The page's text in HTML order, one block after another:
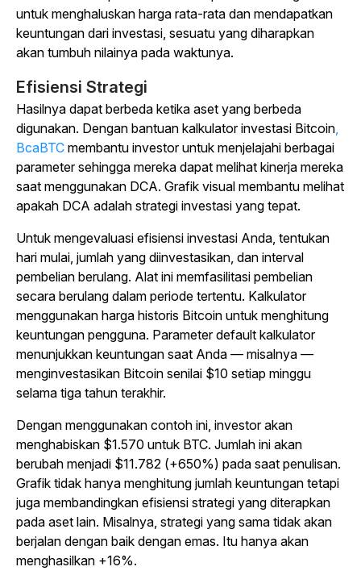
untuk menghaluskan harga rata-rata dan mendapatkan
keuntungan dari investasi, sesuatu yang diharapkan
akan tumbuh nilainya pada waktunya.
Efisiensi Strategi
Hasilnya dapat berbeda ketika aset yang berbeda
digunakan. Dengan bantuan kalkulator investasi Bitcoin,
BcaBTC membantu investor untuk menjelajahi berbagai
parameter sehingga mereka dapat melihat kinerja mereka
saat menggunakan DCA. Grafik visual membantu melihat
apakah DCA adalah strategi investasi yang tepat.
Untuk mengevaluasi efisiensi investasi Anda, tentukan
hari mulai, jumlah yang diinvestasikan, dan interval
pembelian berulang. Alat ini memfasilitasi pembelian
secara berulang dalam periode tertentu. Kalkulator
menggunakan harga historis Bitcoin untuk menghitung
keuntungan pengguna. Parameter default kalkulator
menunjukkan keuntungan saat Anda — misalnya —
menginvestasikan Bitcoin senilai $10 setiap minggu
selama tiga tahun terakhir.
Dengan menggunakan contoh ini, investor akan
menghabiskan $1.570 untuk BTC. Jumlah ini akan
berubah menjadi $11.782 (+650%) pada saat penulisan.
Grafik tidak hanya menghitung jumlah keuntungan tetapi
juga membandingkan efisiensi strategi yang diterapkan
pada aset lain. Misalnya, strategi yang sama tidak akan
berjalan dengan baik dengan emas. Itu hanya akan
menghasilkan +16%.